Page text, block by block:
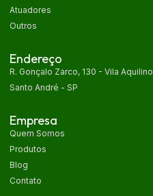
Atuadores
Outros
Empresa
Quem Somos
Produtos
Blog
Contato
Endereço
R. Gonçalo Zarco, 130 - Vila Aquilino
Santo André - SP